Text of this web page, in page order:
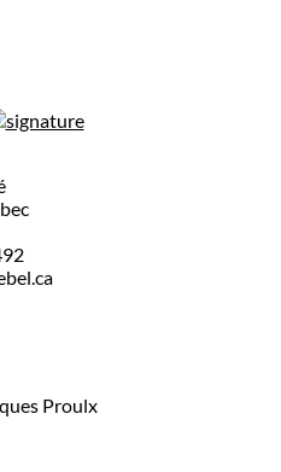
Proulx